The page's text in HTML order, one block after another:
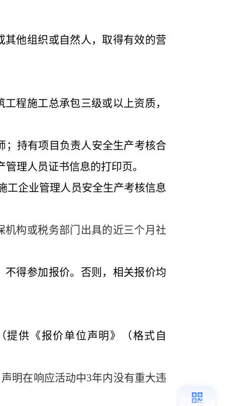
其他组织或自然人，取得有效的营
工程施工总承包三级或以上资质，
；持有项目负责人安全生产考核合
理人员证书信息的打印页。
工企业管理人员安全生产考核信息
机构或税务部门出具的近三个月社
不得参加报价。否则，相关报价均
提供《报价单位声明》（格式自
明在响应活动中3年内没有重大违